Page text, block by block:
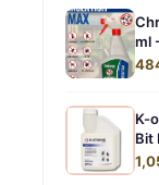
ml
K-
Bit